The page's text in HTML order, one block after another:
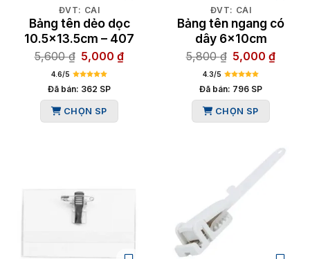
ĐVT: CÁI
Bảng tên dẻo dọc
10.5×13.5cm – 407
5,600₫ Giá
gốc
là:
5,600 ₫.
5,000₫Giá
4.6/5
Đã bán: 362 SP
CHỌN SP
ĐVT: CÁI
Bảng tên ngang có
dây 6x10cm
5,800₫ Giá
gốc
là:
5,800 ₫.
5,000₫Giá
4.3/5
Đã bán: 796 SP
CHỌN SP